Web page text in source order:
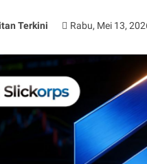
Terkini Rabu, Mei 13,